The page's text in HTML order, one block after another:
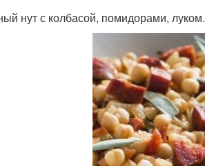
нут с колбасой, помидорами, луком.